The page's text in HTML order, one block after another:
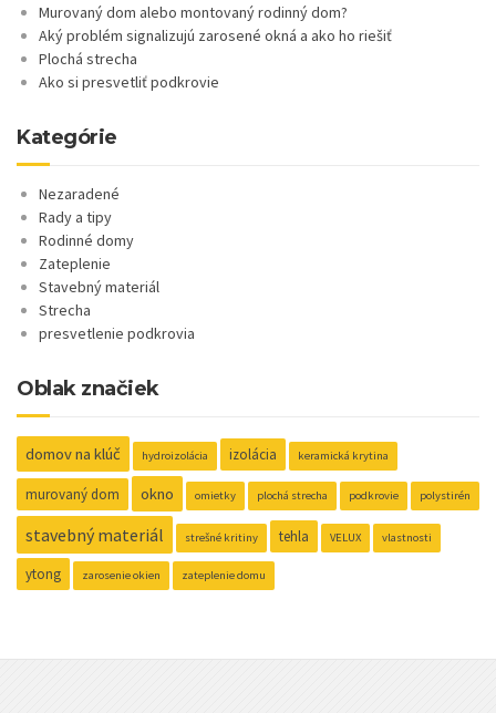
Murovaný dom alebo montovaný rodinný dom?
Aký problém signalizujú zarosené okná a ako ho riešiť
Plochá strecha
Ako si presvetliť podkrovie
Kategórie
Nezaradené
Rady a tipy
Rodinné domy
Zateplenie
Stavebný materiál
Strecha
presvetlenie podkrovia
Oblak značiek
domov na klúč hydroizolácia izolácia keramická krytina
murovaný dom okno omietky plochá strecha podkrovie polystirén
stavebný materiál strešné kritiny tehla VELUX vlastnosti
ytong zarosenie okien zateplenie domu